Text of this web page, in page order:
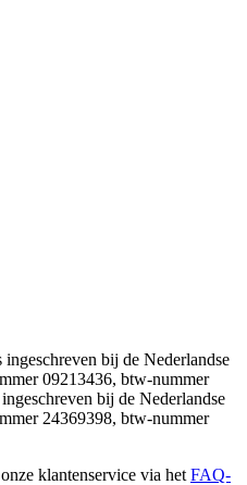
bij de Nederlandse
09213436, btw-nummer
bij de Nederlandse
24369398, btw-nummer
klantenservice via het FAQ-